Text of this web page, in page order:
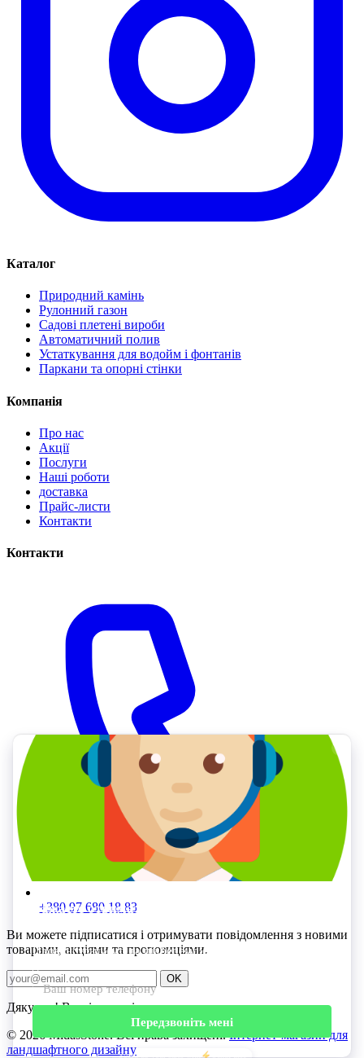
Каталог
Природний камінь
Рулонний газон
Садові плетені вироби
Автоматичний полив
Устаткування для водойм і фонтанів
Паркани та опорні стінки
Компанія
Про нас
Акції
Послуги
Наші роботи
доставка
Прайс-листи
Контакти
Контакти
+380 97 680 18 83
Ви можете підписатися і отримувати повідомлення з новими
товарами, акціями та пропозиціями.
OK
Дякуємо! Ви підписані.
© 2026 MidasStone. Всі права захищені. Інтернет-магазин для
ландшафтного дизайну